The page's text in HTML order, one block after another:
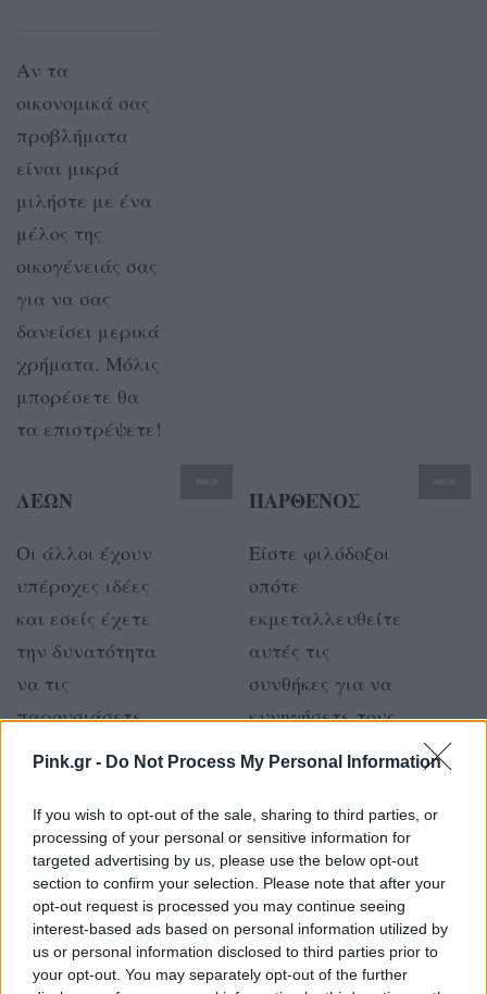
Pink.gr - Do Not Process My Personal Information
If you wish to opt-out of the sale, sharing to third parties, or
processing of your personal or sensitive information for
targeted advertising by us, please use the below opt-out
section to confirm your selection. Please note that after your
opt-out request is processed you may continue seeing
interest-based ads based on personal information utilized by
us or personal information disclosed to third parties prior to
your opt-out. You may separately opt-out of the further
Αν τα
οικονομικά σας
προβλήματα
είναι μικρά
μιλήστε με ένα
μέλος της
οικογένειάς σας
για να σας
δανείσει μερικά
χρήματα. Μόλις
μπορέσετε θα
τα επιστρέψετε!
ΛΕΩΝ
Οι άλλοι έχουν
υπέροχες ιδέες
και εσείς έχετε
την δυνατότητα
να τις
παρουσιάσετε
ανθρώπους.
ΠΑΡΘΕΝΟΣ
Είστε φιλόδοξοι
οπότε
εκμεταλλευθείτε
αυτές τις
συνθήκες για να
κυνηγήσετε τους
ΖΥΓΟΣ
Οι σχέσεις θα
πάνε καλά τόσο
ΣΚΟΡΠΙΟΣ
Ό,τι
προσπαθήσετε